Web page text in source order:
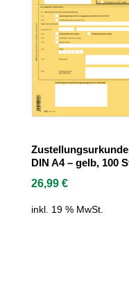
DIN A4 – gelb, 100
26,99 €
inkl. 19 % MwSt.